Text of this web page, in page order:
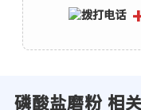
磷酸盐磨粉 相